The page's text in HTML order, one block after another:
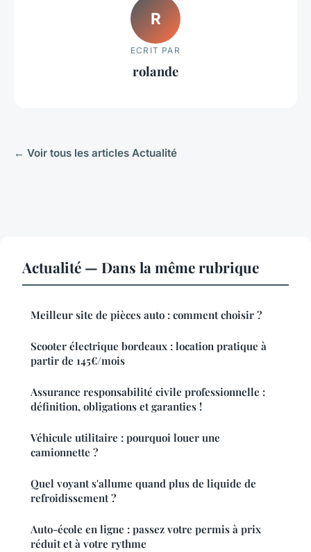
R
ECRIT PAR
rolande
← Voir tous les articles Actualité
Actualité — Dans la même rubrique
Meilleur site de pièces auto : comment choisir ?
Scooter électrique bordeaux : location pratique à
partir de 145€/mois
Assurance responsabilité civile professionnelle :
définition, obligations et garanties !
Véhicule utilitaire : pourquoi louer une
camionnette ?
Quel voyant s'allume quand plus de liquide de
refroidissement ?
Auto-école en ligne : passez votre permis à prix
réduit et à votre rythme